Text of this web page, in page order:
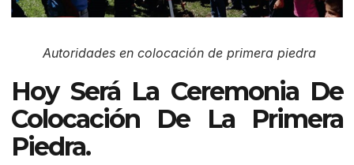
Autoridades en colocación de primera piedra
Hoy Será La Ceremonia De
Colocación De La Primera
Piedra.